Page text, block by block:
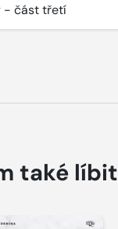
- část třetí
také líbit